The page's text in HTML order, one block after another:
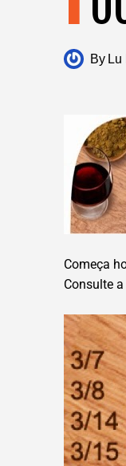
By Lu
Começa
Consulte